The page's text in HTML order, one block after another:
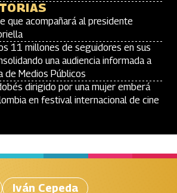
que acompañará al presidente
11 millones de seguidores en sus
una audiencia informada a
de Medios Públicos
dirigido por una mujer emberá
en festival internacional de cine
Iván Cepeda